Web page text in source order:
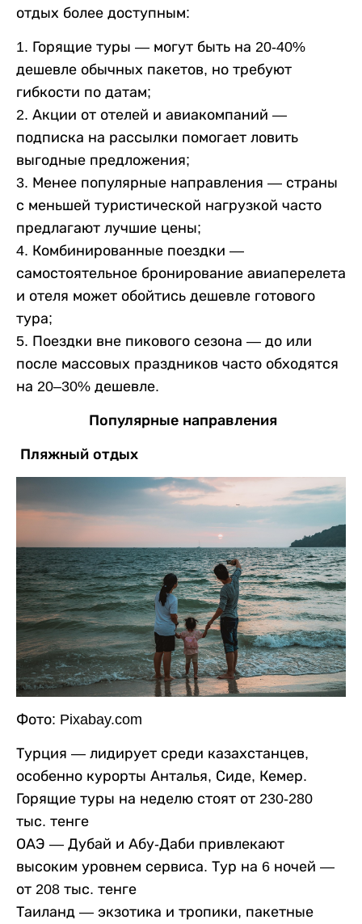
отдых более доступным:
1. Горящие туры — могут быть на 20-40%
дешевле обычных пакетов, но требуют
гибкости по датам;
2. Акции от отелей и авиакомпаний —
подписка на рассылки помогает ловить
выгодные предложения;
3. Менее популярные направления — страны
с меньшей туристической нагрузкой часто
предлагают лучшие цены;
4. Комбинированные поездки —
самостоятельное бронирование авиаперелета
и отеля может обойтись дешевле готового
тура;
5. Поездки вне пикового сезона — до или
после массовых праздников часто обходятся
на 20–30% дешевле.
Популярные направления
Пляжный отдых
Фото: Pixabay.com
Турция — лидирует среди казахстанцев,
особенно курорты Анталья, Сиде, Кемер.
Горящие туры на неделю стоят от 230-280
тыс. тенге
ОАЭ — Дубай и Абу-Даби привлекают
высоким уровнем сервиса. Тур на 6 ночей —
от 208 тыс. тенге
Таиланд — экзотика и тропики, пакетные